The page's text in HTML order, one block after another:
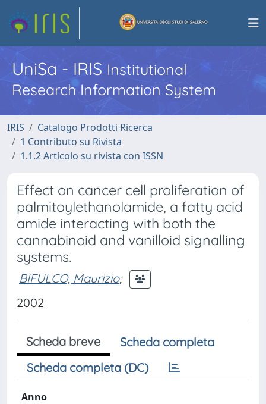
UniSa - IRISInstitutional
Research Information System
IRIS
Catalogo Prodotti Ricerca
1 Contributo su Rivista
1.1.2 Articolo su rivista con ISSN
Effect on cancer cell proliferation of
palmitoylethanolamide, a fatty acid
amide interacting with both the
cannabinoid and vanilloid signalling
systems.
BIFULCO, Maurizio;
2002
Scheda breve
Scheda completa
Scheda completa (DC)
Anno